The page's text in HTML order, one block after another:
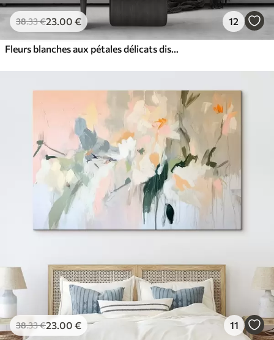
38.33€23.00 € 12
Fleurs blanches aux pétales délicats disposées dans un joli motif floral sur un fond clair
38.33€23 .00 € 11